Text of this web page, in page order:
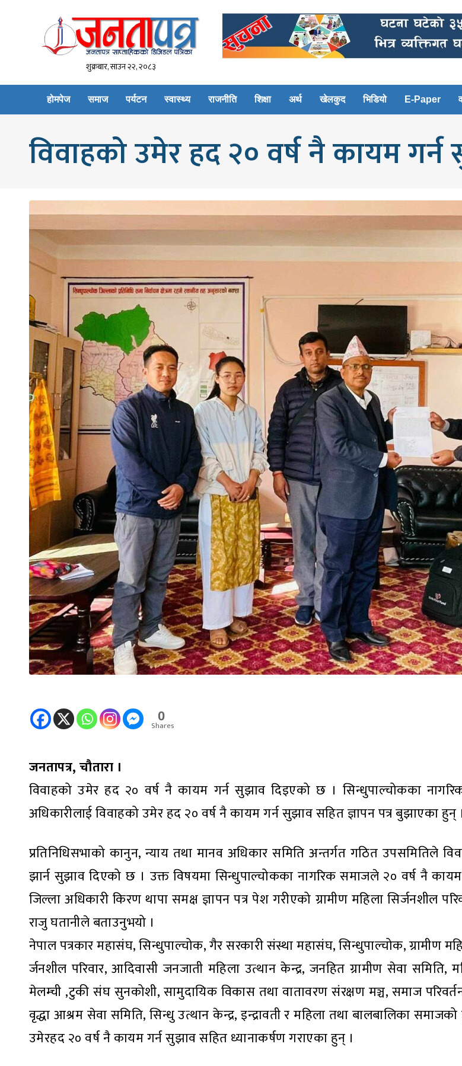
शुक्रबार, साउन २२, २०८३
होमपेज समाज पर्यटन स्वास्थ्य राजनीति शिक्षा अर्थ खेलकुद भिडियो E-Paper
विवाहको उमेर हद २० वर्ष नै कायम
0
Shares
जनतापत्र, चौतारा ।
विवाहको उमेर हद २० वर्ष नै कायम गर्न सुझाव दिइएको छ । सिन्धुपाल्चोकका
अधिकारीलाई विवाहको उमेर हद २० वर्ष नै कायम गर्न सुझाव सहित ज्ञापन पत्र बुझाएका हुन् ।
प्रतिनिधिसभाको कानुन, न्याय तथा मानव अधिकार समिति अन्तर्गत गठित उपसमितिले
झार्न सुझाव दिएको छ । उक्त विषयमा सिन्धुपाल्चोकका नागरिक समाजले २० वर्ष नै
जिल्ला अधिकारी किरण थापा समक्ष ज्ञापन पत्र पेश गरीएको ग्रामीण महिला सिर्जनशील
राजु घतानीले बताउनुभयो ।
नेपाल पत्रकार महासंघ, सिन्धुपाल्चोक, गैर सरकारी संस्था महासंघ, सिन्धुपाल्चोक, ग्रामीण
र्जनशील परिवार, आदिवासी जनजाती महिला उत्थान केन्द्र, जनहित ग्रामीण सेवा समिति,
मेलम्ची ,टुकी संघ सुनकोशी, सामुदायिक विकास तथा वातावरण संरक्षण मञ्च, समाज
वृद्धा आश्रम सेवा समिति, सिन्धु उत्थान केन्द्र, इन्द्रावती र महिला तथा बालबालिका
उमेरहद २० वर्ष नै कायम गर्न सुझाव सहित ध्यानाकर्षण गराएका हुन् ।